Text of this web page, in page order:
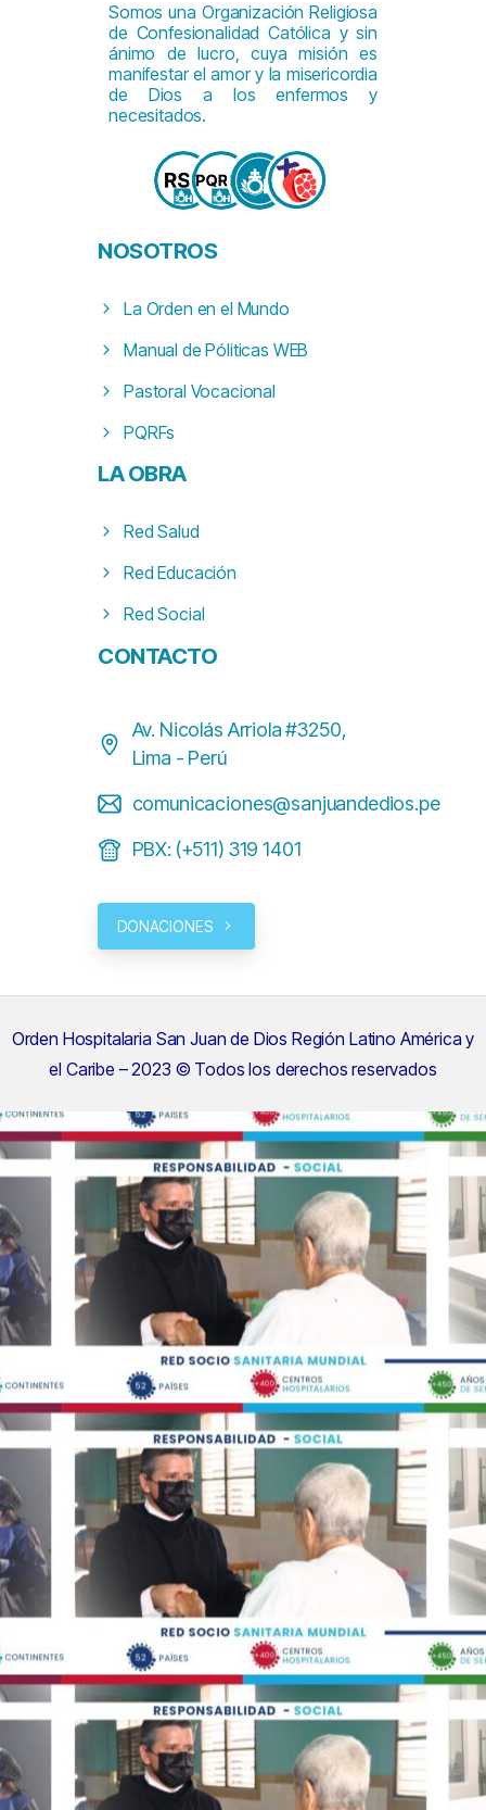
Somos una Organización Religiosa
de Confesionalidad Católica y sin
ánimo de lucro, cuya misión es
manifestar el amor y la misericordia
de Dios a los enfermos y
necesitados.
NOSOTROS
La Orden en el Mundo
Manual de Póliticas WEB
Pastoral Vocacional
PQRFs
LAOBRA
Red Salud
Red Educación
Red Social
CONTACTO
Av. Nicolás Arriola #3250,
Lima - Perú
comunicaciones@sanjuandedios.pe
PBX: (+511) 319 1401
DONACIONES
Orden Hospitalaria San Juan de Dios Región Latino América y
el Caribe – 2023 © Todos los derechos reservados